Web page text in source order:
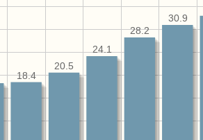
30.9
28.2
24.1
20.5
18.4